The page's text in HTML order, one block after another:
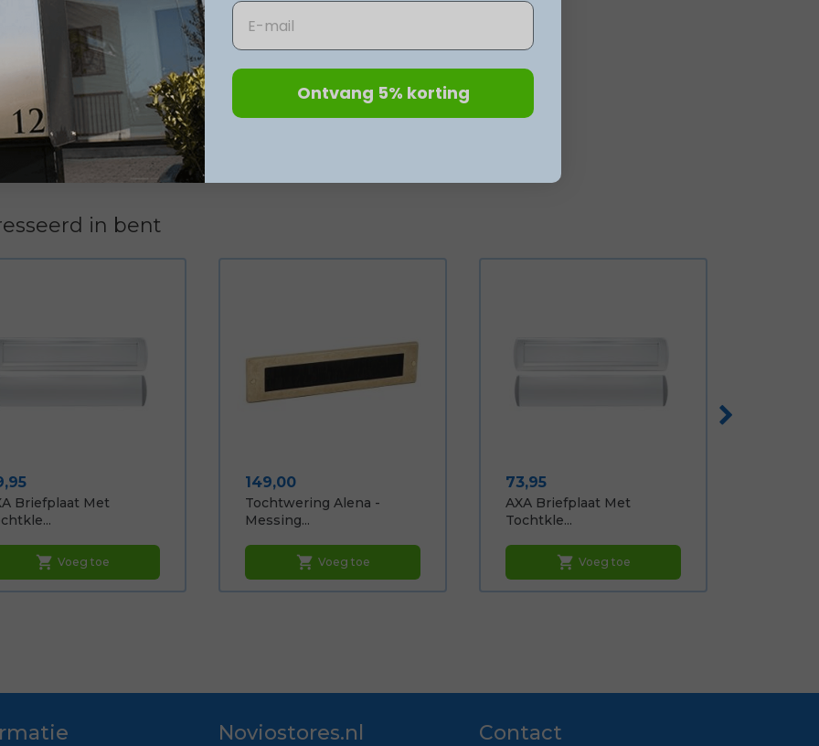
in bent
Briefplaat Met
shopping_cart Voeg toe
Prijs
149,00
Tochtwering Alena -
Messing...
shopping_cart Voeg toe
Prijs
73,95
AXA Briefplaat Met
Tochtkle...
shopping_cart Voeg toe
Noviostores.nl Contact
Email
Ontvang 5% korting